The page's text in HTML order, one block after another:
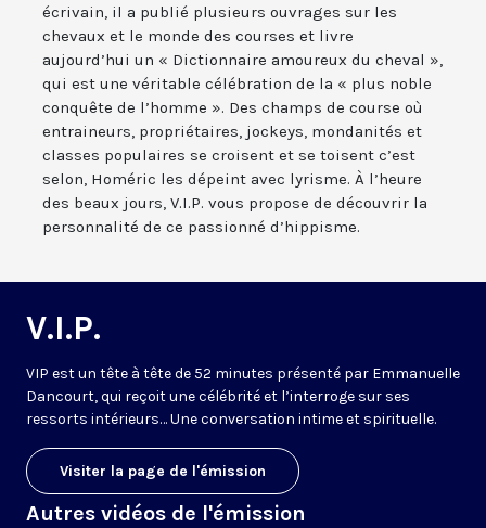
écrivain, il a publié plusieurs ouvrages sur les
chevaux et le monde des courses et livre
aujourd’hui un « Dictionnaire amoureux du cheval »,
qui est une véritable célébration de la « plus noble
conquête de l’homme ». Des champs de course où
entraineurs, propriétaires, jockeys, mondanités et
classes populaires se croisent et se toisent c’est
selon, Homéric les dépeint avec lyrisme. À l’heure
des beaux jours, V.I.P. vous propose de découvrir la
personnalité de ce passionné d’hippisme.
V.I.P.
VIP est un tête à tête de 52 minutes présenté par Emmanuelle
Dancourt, qui reçoit une célébrité et l’interroge sur ses
ressorts intérieurs… Une conversation intime et spirituelle.
Visiter la page de l'émission
Autres vidéos de l'émission